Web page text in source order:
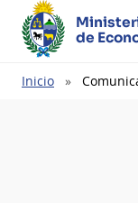
de
Ruta
Inicio